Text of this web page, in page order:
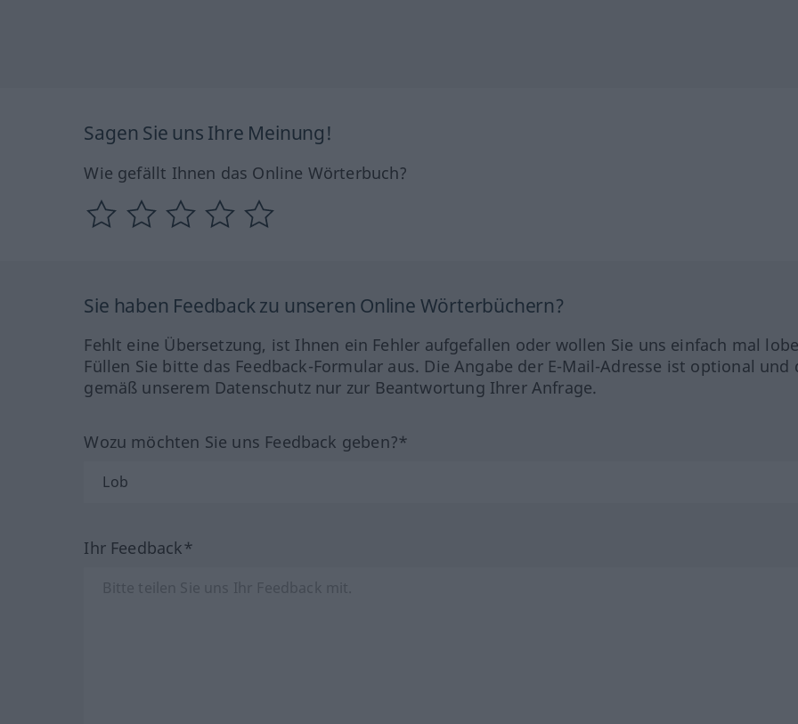
Sagen Sie uns Ihre Meinung!
Wie gefällt Ihnen das Online Wörterbuch?
Sie haben Feedback zu unseren Online Wörterbüchern?
Fehlt eine Übersetzung, ist Ihnen ein Fehler aufgefallen oder wollen Sie uns einfach mal
Füllen Sie bitte das Feedback-Formular aus. Die Angabe der E-Mail-Adresse ist optional und
gemäß unserem Datenschutz nur zur Beantwortung Ihrer Anfrage.
Wozu möchten Sie uns Feedback geben?*
Ihr Feedback*